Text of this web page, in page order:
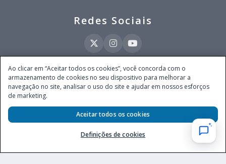
Redes Sociais
Este site é operado pela Ventmear Brasil LTDA (CNPJ 52.868.380/0001-84), com
endereço na Avenida Brigadeiro Faria Lima, nº 4.055, 3º andar, Itaim Bibi, no
Município de São Paulo, Estado de São Paulo, CEP 04538-133, Brasil - empresa
Secretaria de Prêmios e Apostas do Ministério da Fazenda, conforme Portaria nº
247, de 07.02.2025, publicada no DOU em 11.2.2025.
Ao clicar em “Aceitar todos os cookies”, você concorda com o
armazenamento de cookies no seu dispositivo para melhorar a
navegação no site, analisar o uso do site e ajudar em nossos esforços
de marketing.
Definições de cookies
Aceitar todos os cookies